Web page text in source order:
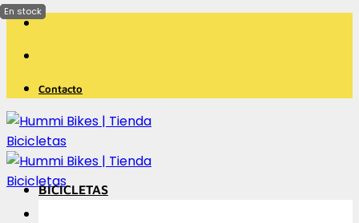
Saltar
contenido
Contacto
BICICLETAS